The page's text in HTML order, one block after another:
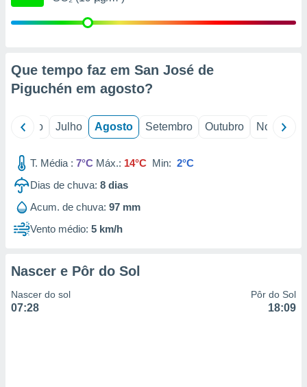
estudos
de
1199
Que tempo faz em San José de
Piguchén em agosto?
Junho Julho Agosto Setembro Outubro Novembro
T. Média : 7°C Máx.: 14°C Min: 2°C
Dias de chuva: 8 dias
Acum. de chuva: 97 mm
Vento médio: 5 km/h
Nascer e Pôr do Sol
Nascer do sol
07:28
Pôr do Sol
18:09